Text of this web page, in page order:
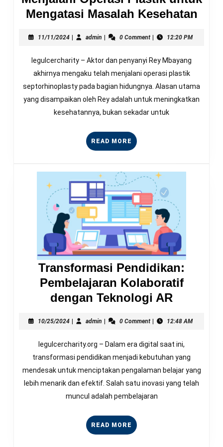
Mengatasi Masalah KesehatanRey
11/11/202411/11/2024
admin admin 0 Comment 12:20 PM
akhirnya mengaku telah menjalani operasi plastik
septorhinoplasty pada bagian hidungnya. Alasan utama
yang disampaikan oleh Rey adalah untuk meningkatkan
kesehatannya, bukan sekadar untuk
READ MORE READ
MORE
Transformasi Pendidikan:
Pembelajaran Kolaboratif
dengan Teknologi AR
dengan
AR
10/25/202410/25/2024
| admin admin
| 0 Comment | 12:48 AM
transformasi pendidikan menjadi kebutuhan yang
mendesak untuk menciptakan pengalaman belajar yang
lebih menarik dan efektif. Salah satu inovasi yang telah
muncul adalah pembelajaran
READ MORE READ
MORE